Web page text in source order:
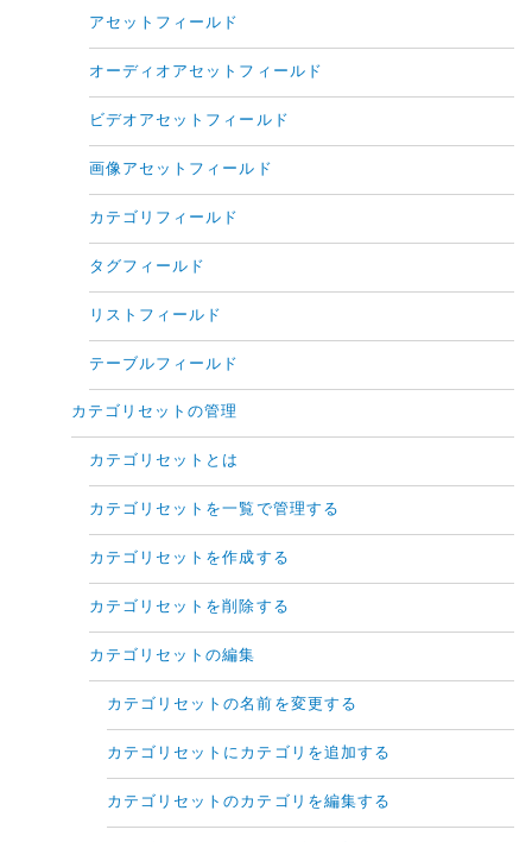
アセットフィールド
オーディオアセットフィールド
ビデオアセットフィールド
画像アセットフィールド
カテゴリフィールド
タグフィールド
リストフィールド
テーブルフィールド
カテゴリセットの管理
カテゴリセットとは
カテゴリセットを一覧で管理する
カテゴリセットを作成する
カテゴリセットを削除する
カテゴリセットの編集
カテゴリセットの名前を変更する
カテゴリセットにカテゴリを追加する
カテゴリセットのカテゴリを編集する